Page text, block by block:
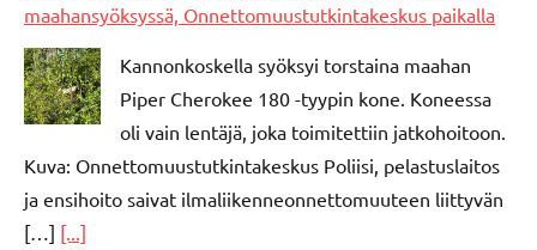
maahansyöksyssä, Onnettomuustutkintakeskus paikalla
Kannonkoskella syöksyi torstaina maahan
Piper Cherokee 180 -tyypin kone. Koneessa
oli vain lentäjä, joka toimitettiin jatkohoitoon.
Kuva: Onnettomuustutkintakeskus Poliisi, pelastuslaitos
ja ensihoito saivat ilmaliikenneonnettomuuteen liittyvän
[…] [...]